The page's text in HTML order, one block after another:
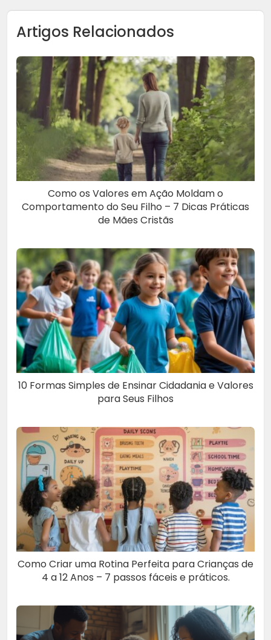
Artigos Relacionados
Como os Valores em Ação Moldam o
Comportamento do Seu Filho – 7 Dicas Práticas
de Mães Cristãs
10 Formas Simples de Ensinar Cidadania e Valores
para Seus Filhos
Como Criar uma Rotina Perfeita para Crianças de
4 a 12 Anos – 7 passos fáceis e práticos.